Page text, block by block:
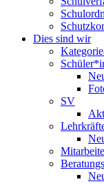
Dies sind wir
SV